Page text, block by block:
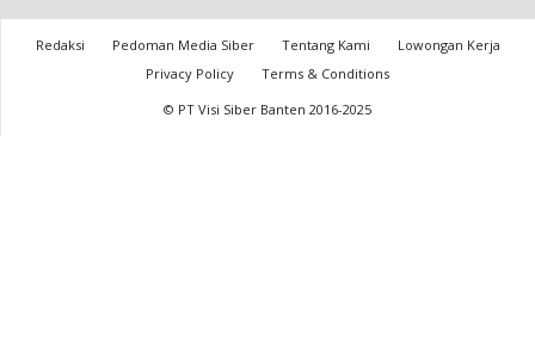
Redaksi Pedoman Media Siber Tentang Kami
Lowongan Kerja
Privacy Policy
Terms & Conditions
© PT Visi Siber Banten 2016-2025